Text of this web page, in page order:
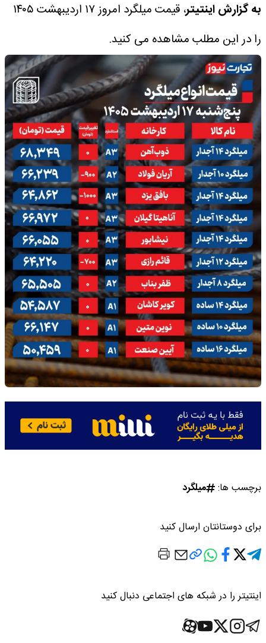
به گزارش اینتیتر
، قیمت میلگرد امروز ۱۷ اردیبهشت ۱۴۰۵
را در این مطلب مشاهده می کنید.
برچسب ها: میلگرد
برای دوستانتان ارسال کنید
اینتیتر را در شبکه های اجتماعی دنبال کنید